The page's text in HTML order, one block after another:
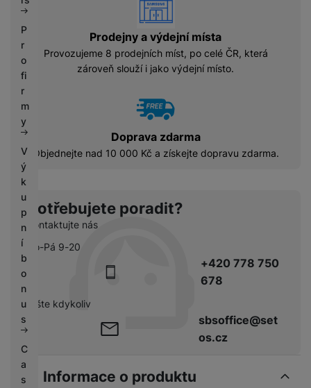
P
r
o
fi
r
m
y
V
ý
k
u
p
n
í
b
o
n
u
s
C
a
s
Prodejny a výdejní místa
Provozujeme 8 prodejních míst, po celé ČR, která
zároveň slouží i jako výdejní místo.
Doprava zdarma
Objednejte nad 10 000 Kč a získejte dopravu zdarma.
Potřebujete poradit?
Kontaktujte nás
Po-Pá 9-20
+420 778 750
678
pište kdykoliv
sbsoffice@set
os.cz
Informace o produktu